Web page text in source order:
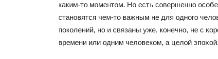
каким-то моментом. Но есть совершенно
становятся чем-то важным не для одного
поколений, но и связаны уже, конечно, не с
времени или одним человеком, а целой